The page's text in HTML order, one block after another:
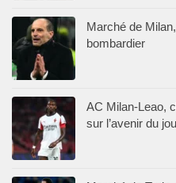
Marché de
bombardier
AC Milan-Leao,
sur l’avenir du